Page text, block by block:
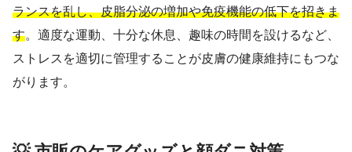
ランスを乱し、皮脂分泌の増加や免疫機能の低下を招きま
す。適度な運動、十分な休息、趣味の時間を設けるなど、
ストレスを適切に管理することが皮膚の健康維持にもつな
がります。